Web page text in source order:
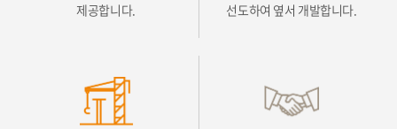
제공합니다.
선도하여 옆서 개발합니다.